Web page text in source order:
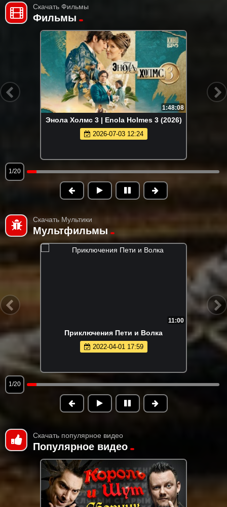
Скачать Фильмы
Фильмы
1:48:08
Энола Холмс 3 | Enola Holmes 3 (2026)
2026-07-03 12:24
1/20
Скачать Мультики
Мультфильмы
11:00
Приключения Пети и Волка
2022-04-01 17:59
1/20
Скачать популярное видео
Популярное видео